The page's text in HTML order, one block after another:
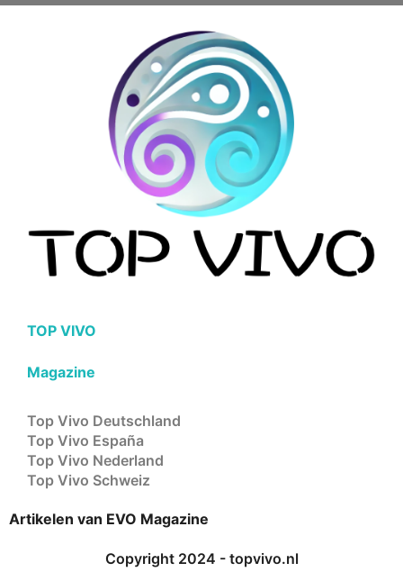
TOP VIVO
Magazine
Top Vivo Deutschland
Top Vivo España
Top Vivo Nederland
Top Vivo Schweiz
Artikelen van EVO Magazine
Copyright 2024 - topvivo.nl